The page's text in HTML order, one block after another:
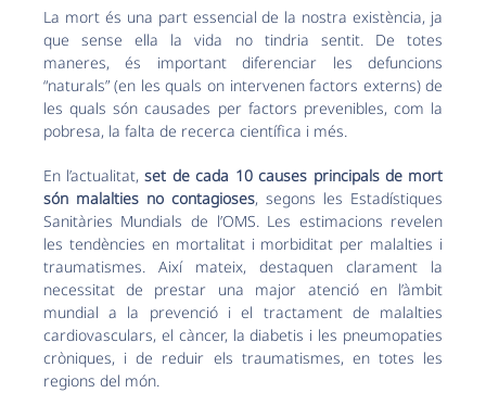
La mort és una part essencial de la nostra existència, ja
que sense ella la vida no tindria sentit. De totes
maneres, és important diferenciar les defuncions
“naturals” (en les quals on intervenen factors externs) de
les quals són causades per factors prevenibles, com la
pobresa, la falta de recerca científica i més.
En l’actualitat,set de cada 10 causes principals de mort
són malalties no contagioses, segons les Estadístiques
Sanitàries Mundials de l’OMS. Les estimacions revelen
les tendències en mortalitat i morbiditat per malalties i
traumatismes. Així mateix, destaquen clarament la
necessitat de prestar una major atenció en l’àmbit
mundial a la prevenció i el tractament de malalties
cardiovasculars, el càncer, la diabetis i les pneumopaties
cròniques, i de reduir els traumatismes, en totes les
regions del món.